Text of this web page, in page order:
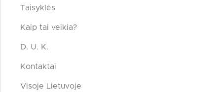
Taisyklės
Kaip tai veikia?
D. U. K.
Kontaktai
Visoje Lietuvoje